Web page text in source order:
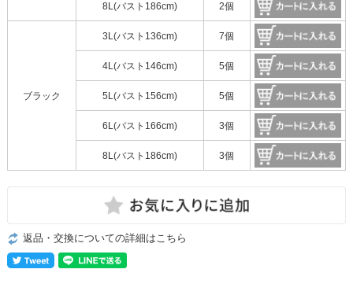
8L(バスト186cm) 2個
ブラック
3L(バスト136cm) 7個
4L(バスト146cm) 5個
5L(バスト156cm) 5個
6L(バスト166cm) 3個
8L(バスト186cm) 3個
返品・交換についての詳細はこちら